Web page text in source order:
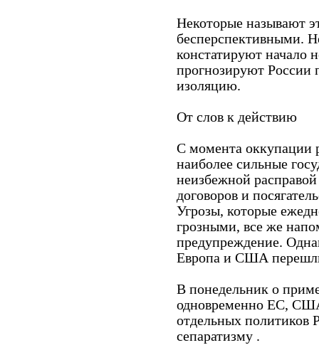
Некоторые называют
бесперспективными.
констатируют начало
прогнозируют России
изоляцию.
От слов к действию
С момента оккупации
наиболее сильные
неизбежной
договоров и
Угрозы, которые
грозными, все же
предупреждение.
Европа и США
В понедельник о
одновременно ЕС,
отдельных политиков
сепаратизму .